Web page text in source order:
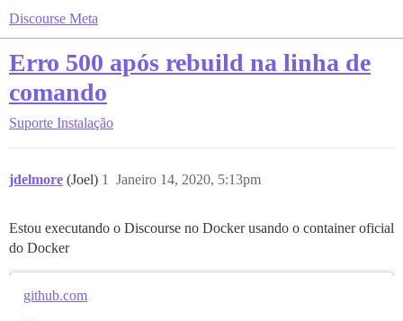
Discourse Meta
Erro 500 após rebuild na linha de
comando
Suporte Instalação
jdelmore (Joel) Janeiro 14, 2020, 5:13pm
1
Estou executando o Discourse no Docker usando o container oficial
do Docker
github.com